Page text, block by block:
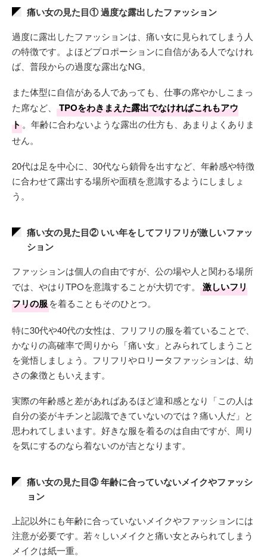
痛い女の見た目① 過度な露出したファッション
過度に露出したファッションは、痛い女に見られてしまう人
の特徴です。よほどプロポーションに自信がある人でなけれ
ば、普段からの過度な露出なNG。
また体型に自信がある人であっても、仕事の席やかしこまっ
た席など、
TPOをわきまえた露出でなければこれもアウ
ト。年齢に合わないような露出の仕方も、あまりよくありま
せん。
20代は足を中心に、30代なら鎖骨を出すなど、年齢感や特徴
に合わせて露出する場所や面積を意識するようにしましょ
う。
痛い女の見た目② いい年をしてフリフリが激しいファッ
ション
ファッションは個人の自由ですが、公の場や人と関わる場所
では、やはりTPOを意識することが大切です。
激しいフリ
フリの服を着ることもそのひとつ。
特に30代や40代の女性は、フリフリの服を着ていることで、
かなりの高確率で周りから「痛い女」とみられてしまうこと
を覚悟しましょう。フリフリやロリータファッションは、幼
さの象徴ともいえます。
実際の年齢感と差があればあるほど違和感となり「この人は
自分の姿がキチンと認識できていないのでは？痛い人だ」と
思われてしまいます。好きな服を着るのは自由ですが、周り
を気にするのなら着ないのが吉となります。
痛い女の見た目③ 年齢に合っていないメイクやファッシ
ョン
上記以外にも年齢に合っていないメイクやファッションには
注意が必要です。若々しいメイクと痛い女とみられてしまう
メイクは紙一重。